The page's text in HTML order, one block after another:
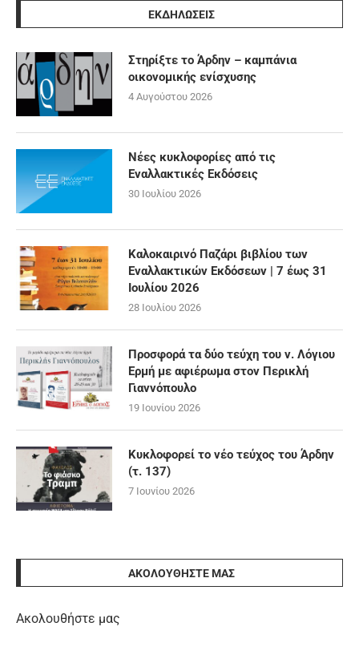
ΕΚΔΗΛΩΣΕΙΣ
Στηρίξτε το Άρδην – καμπάνια
οικονομικής ενίσχυσης
4 Αυγούστου 2026
Νέες κυκλοφορίες από τις
Εναλλακτικές Εκδόσεις
30 Ιουλίου 2026
Καλοκαιρινό Παζάρι βιβλίου των
Εναλλακτικών Εκδόσεων | 7 έως 31
Ιουλίου 2026
28 Ιουλίου 2026
Προσφορά τα δύο τεύχη του ν. Λόγιου
Ερμή με αφιέρωμα στον Περικλή
Γιαννόπουλο
19 Ιουνίου 2026
Κυκλοφορεί το νέο τεύχος του Άρδην
(τ. 137)
7 Ιουνίου 2026
ΑΚΟΛΟΥΘΉΣΤΕ ΜΑΣ
Ακολουθήστε μας